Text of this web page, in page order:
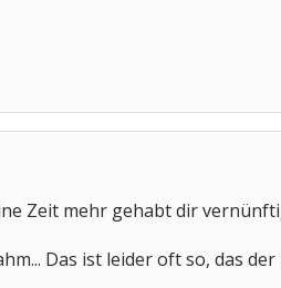
Zeit mehr gehabt dir
Das ist leider oft so, das der